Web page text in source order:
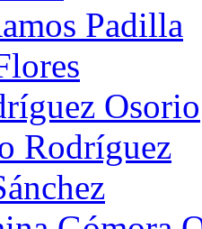
Padilla
Osorio
Rodríguez